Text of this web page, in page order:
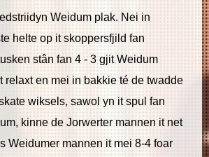
Weidum plak. Nei in
helte op it skoppersfjild fan
stân fan 4 - 3 gjit Weidum
relaxt en mei in bakkie té de twadde
wiksels, sawol yn it spul fan
kinne de Jorwerter mannen it net
Weidumer mannen it mei 8-4 foar